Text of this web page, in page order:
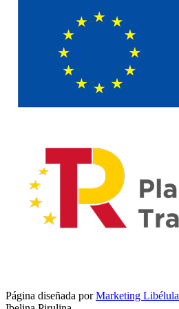
Página diseñada porMarketing Libélula